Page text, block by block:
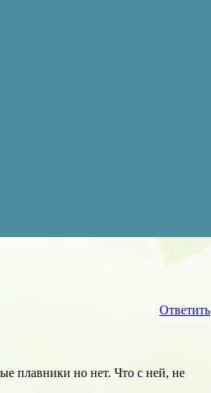
Ответить
плавники но нет. Что с ней, не